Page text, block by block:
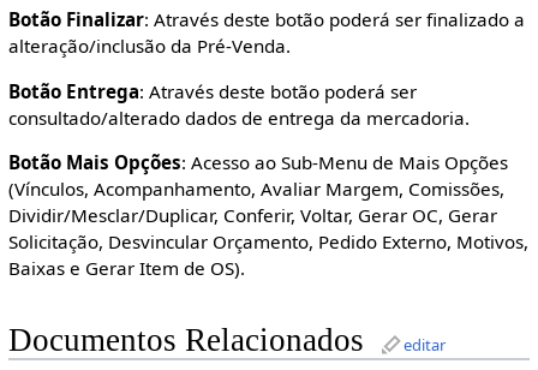
Botão Finalizar: Através deste botão poderá ser finalizado a
alteração/inclusão da Pré-Venda.
Botão Entrega: Através deste botão poderá ser
consultado/alterado dados de entrega da mercadoria.
Botão Mais Opções: Acesso ao Sub-Menu de Mais Opções
(Vínculos, Acompanhamento, Avaliar Margem, Comissões,
Dividir/Mesclar/Duplicar, Conferir, Voltar, Gerar OC, Gerar
Solicitação, Desvincular Orçamento, Pedido Externo, Motivos,
Baixas e Gerar Item de OS).
Documentos Relacionados editar